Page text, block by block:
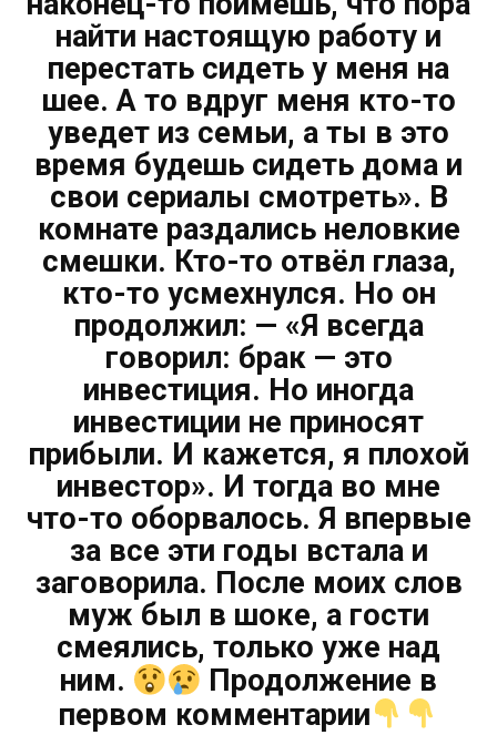
найти настоящую работу и
перестать сидеть у меня на
шее. А то вдруг меня кто-то
уведет из семьи, а ты в это
время будешь сидеть дома и
свои сериалы смотреть». В
комнате раздались неловкие
смешки. Кто-то отвёл глаза,
кто-то усмехнулся. Но он
продолжил: — «Я всегда
говорил: брак — это
инвестиция. Но иногда
инвестиции не приносят
прибыли. И кажется, я плохой
инвестор». И тогда во мне
что-то оборвалось. Я впервые
за все эти годы встала и
заговорила. После моих слов
муж был в шоке, а гости
смеялись, только уже над
ним.
Продолжение в
первом комментарии